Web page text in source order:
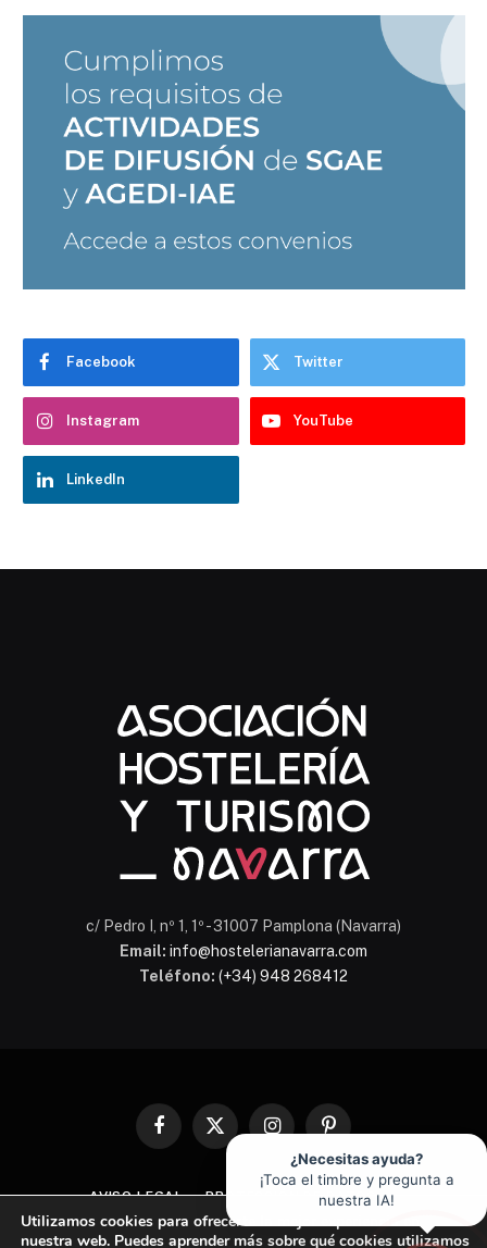
Facebook Twitter
Instagram YouTube
LinkedIn
¿Necesitas ayuda?
¡Toca el timbre y pregunta a
nuestra IA!
Chatbot Hostelería Navarra
En línea
c/ Pedro I, nº 1, 1º - 31007 Pamplona (Navarra)
Email: info@hostelerianavarra.com
Teléfono: (+34) 948 268412
Facebook
X
(Twitter)
InstagramPinterest
AVISO LEGAL PROTECCIÓN DE DATOS
POLÍTICA DE COOKIES
Utilizamos cookies para ofrecerte la mejor experiencia en
nuestra web. Puedes aprender más sobre qué cookies utilizamos